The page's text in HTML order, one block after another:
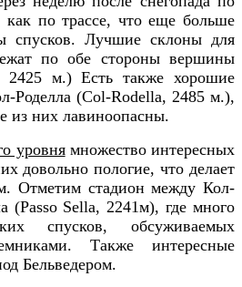
как по трассе, что еще больше
спусков. Лучшие склоны для
по обе стороны вершины
2425 м.) Есть также хорошие
Роделла (Col-Rodella, 2485 м.),
из них лавиноопасны.
уровнямножество интересных
довольно пологие, что делает
Отметим стадион между Кол-
(Passo Sella, 2241м), где много
спусков, обсуживаемых
Также интересные
Бельведером.